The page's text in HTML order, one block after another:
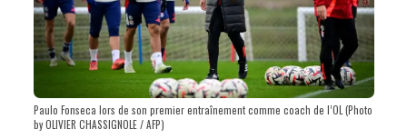
Paulo Fonseca lors de son premier entraînement comme coach de l’OL (Photo
by OLIVIER CHASSIGNOLE / AFP)